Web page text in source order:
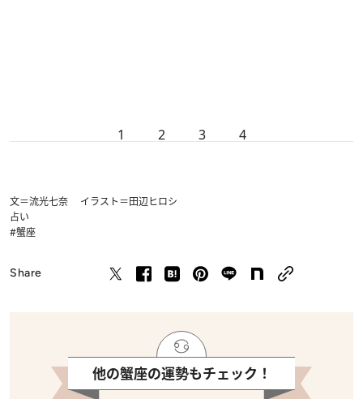
1 2 3 4
文＝流光七奈 イラスト＝田辺ヒロシ
占い
#蟹座
Share
他の蟹座の運勢もチェック！